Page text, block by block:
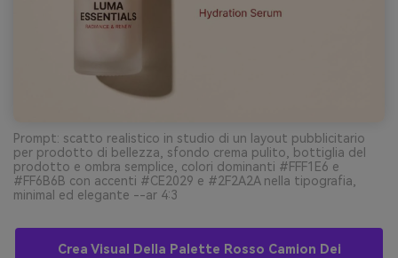
Prompt: scatto realistico in studio di un layout pubblicitario
per prodotto di bellezza, sfondo crema pulito, bottiglia del
prodotto e ombra semplice, colori dominanti #FFF1E6 e
#FF6B6B con accenti #CE2029 e #2F2A2A nella tipografia,
minimal ed elegante --ar 4:3
Crea Visual Della Palette Rosso Camion Dei